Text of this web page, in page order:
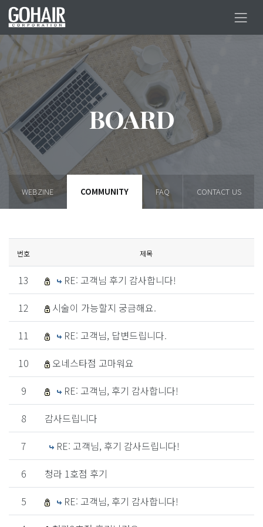
BOARD
WEBZINE COMMUNITY FAQ CONTACT US
번호 제목
13
RE: 고객님 후기 감사합니다!
12
시술이 가능할지 궁금해요.
11
RE: 고객님, 답변드립니다.
10
오네스타점 고마워요
9
RE: 고객님, 후기 감사합니다!
8
감사드립니다
7
RE: 고객님, 후기 감사드립니다!
6
청라 1호점 후기
5
RE: 고객님, 후기 감사합니다!